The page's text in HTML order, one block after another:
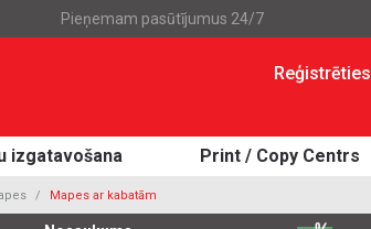
Pieņemam pasūtījumus 24/7
Reģistrēties
izgatavošana Print / Copy Centrs
Mapes ar kabatām